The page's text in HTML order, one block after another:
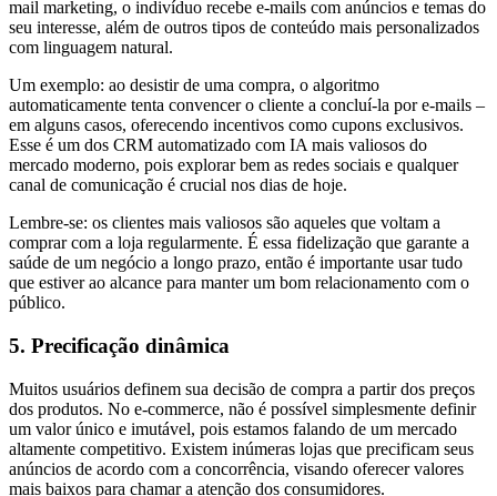
mail marketing, o indivíduo recebe e-mails com anúncios e temas do
seu interesse, além de outros tipos de conteúdo mais personalizados
com linguagem natural.
Um exemplo: ao desistir de uma compra, o algoritmo
automaticamente tenta convencer o cliente a concluí-la por e-mails –
em alguns casos, oferecendo incentivos como cupons exclusivos.
Esse é um dos CRM automatizado com IA mais valiosos do
mercado moderno, pois explorar bem as redes sociais e qualquer
canal de comunicação é crucial nos dias de hoje.
Lembre-se: os clientes mais valiosos são aqueles que voltam a
comprar com a loja regularmente. É essa fidelização que garante a
saúde de um negócio a longo prazo, então é importante usar tudo
que estiver ao alcance para manter um bom relacionamento com o
público.
5. Precificação dinâmica
Muitos usuários definem sua decisão de compra a partir dos preços
dos produtos. No e-commerce, não é possível simplesmente definir
um valor único e imutável, pois estamos falando de um mercado
altamente competitivo. Existem inúmeras lojas que precificam seus
anúncios de acordo com a concorrência, visando oferecer valores
mais baixos para chamar a atenção dos consumidores.